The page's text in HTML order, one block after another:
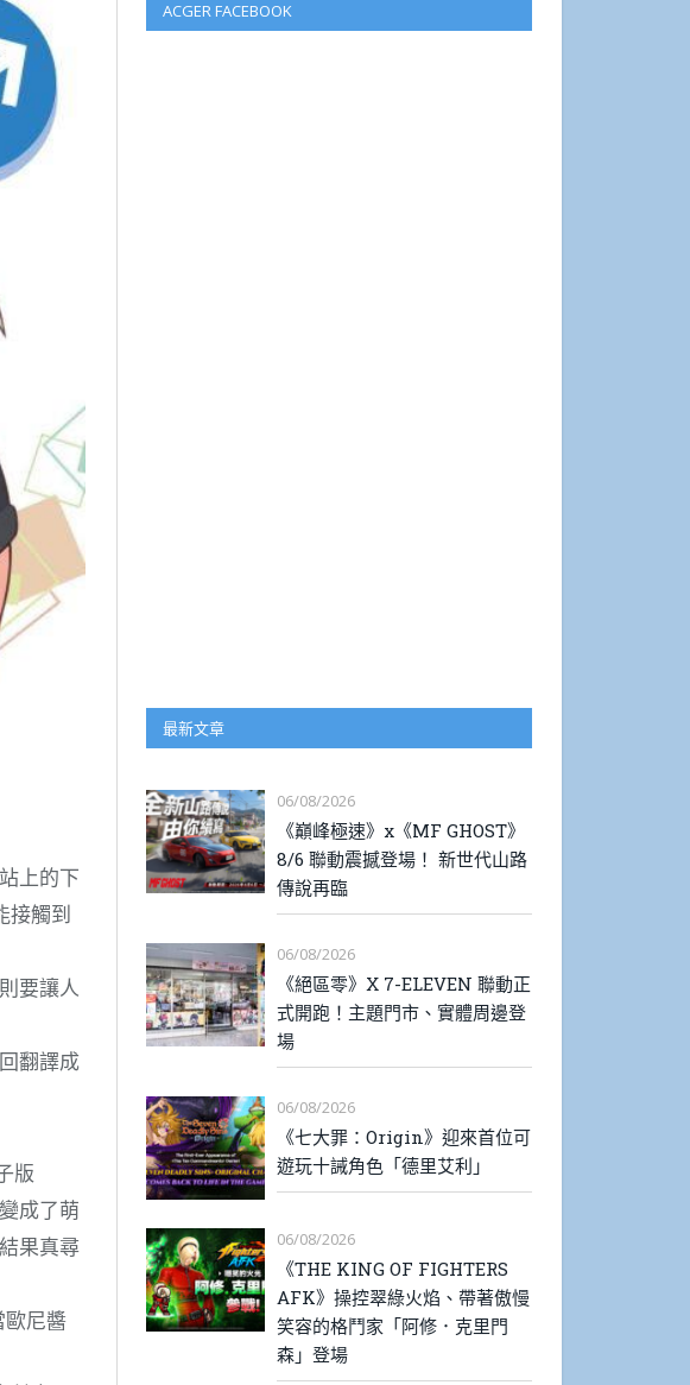
上的下
接觸到
要讓人
翻譯成
版
成了萌
果真尋
歐尼醬
ACGER FACEBOOK
最新文章
06/08/2026
《巔峰極速》x《MF GHOST》
8/6 聯動震撼登場！ 新世代山路
傳說再臨
06/08/2026
《絕區零》X 7-ELEVEN 聯動正
式開跑！主題門市、實體周邊登
場
06/08/2026
《七大罪：Origin》迎來首位可
遊玩十誡角色「德里艾利」
06/08/2026
《THE KING OF FIGHTERS
AFK》操控翠綠火焰、帶著傲慢
笑容的格鬥家「阿修．克里門
森」登場